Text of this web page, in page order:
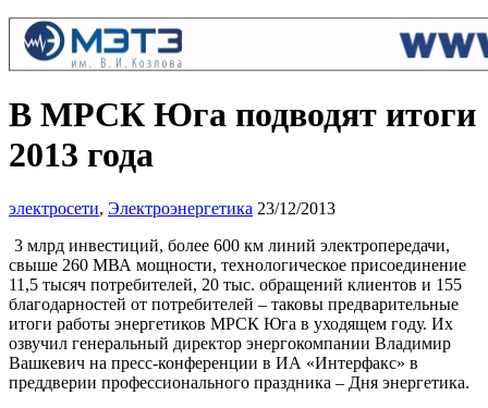
В МРСК Юга подводят итоги
2013 года
электросети, Электроэнергетика 23/12/2013
3 млрд инвестиций, более 600 км линий электропередачи,
свыше 260 МВА мощности, технологическое присоединение
11,5 тысяч потребителей, 20 тыс. обращений клиентов и 155
благодарностей от потребителей – таковы предварительные
итоги работы энергетиков МРСК Юга в уходящем году. Их
озвучил генеральный директор энергокомпании Владимир
Вашкевич на пресс-конференции в ИА «Интерфакс» в
преддверии профессионального праздника – Дня энергетика.